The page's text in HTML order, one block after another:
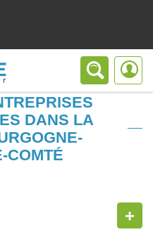
DANS LA
COMTÉ
+